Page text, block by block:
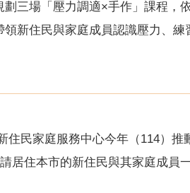
三場「壓力調適×手作」課程，
新住民與家庭成員認識壓力、
民家庭服務中心今年（114）推
居住本市的新住民與其家庭成員